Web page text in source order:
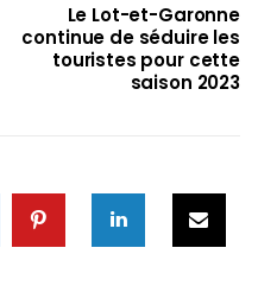
Le Lot-et-Garonne
continue de séduire les
touristes pour cette
saison 2023